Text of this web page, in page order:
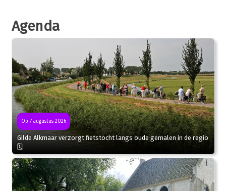
Agenda
Op 7 augustus 2026
Gilde Alkmaar verzorgt fietstocht langs oude gemalen in de regio
🗓